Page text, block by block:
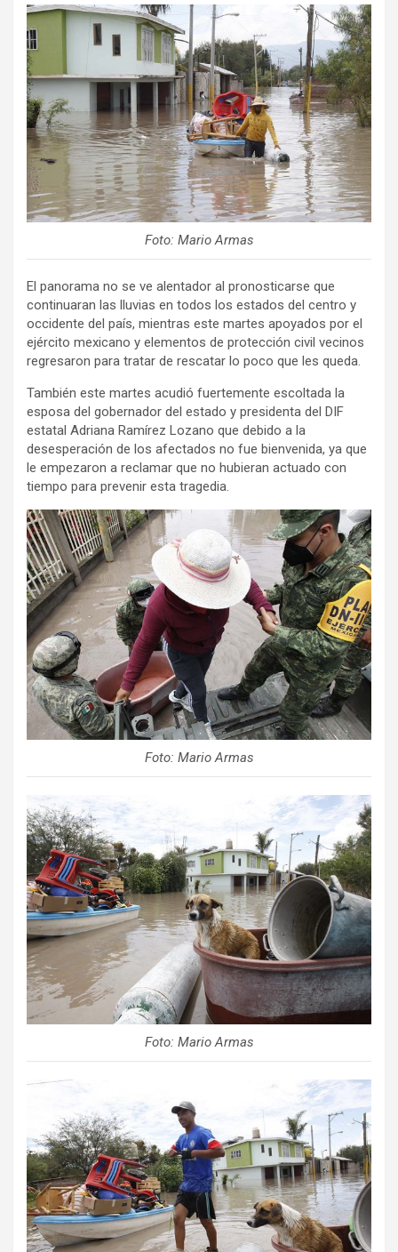
Foto: Mario Armas
El panorama no se ve alentador al pronosticarse que
continuaran las lluvias en todos los estados del centro y
occidente del país, mientras este martes apoyados por el
ejército mexicano y elementos de protección civil vecinos
regresaron para tratar de rescatar lo poco que les queda.
También este martes acudió fuertemente escoltada la
esposa del gobernador del estado y presidenta del DIF
estatal Adriana Ramírez Lozano que debido a la
desesperación de los afectados no fue bienvenida, ya que
le empezaron a reclamar que no hubieran actuado con
tiempo para prevenir esta tragedia.
Foto: Mario Armas
Foto: Mario Armas